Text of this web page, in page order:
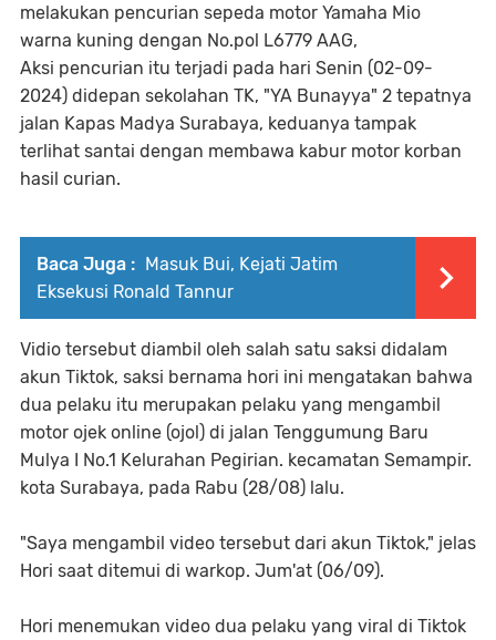
melakukan pencurian sepeda motor Yamaha Mio
warna kuning dengan No.pol L6779 AAG,
Aksi pencurian itu terjadi pada hari Senin (02-09-
2024) didepan sekolahan TK, "YA Bunayya" 2 tepatnya
jalan Kapas Madya Surabaya, keduanya tampak
terlihat santai dengan membawa kabur motor korban
hasil curian.
Baca Juga : Masuk Bui, Kejati Jatim
Eksekusi Ronald Tannur
Vidio tersebut diambil oleh salah satu saksi didalam
akun Tiktok, saksi bernama hori ini mengatakan bahwa
dua pelaku itu merupakan pelaku yang mengambil
motor ojek online (ojol) di jalan Tenggumung Baru
Mulya I No.1 Kelurahan Pegirian. kecamatan Semampir.
kota Surabaya, pada Rabu (28/08) lalu.
"Saya mengambil video tersebut dari akun Tiktok," jelas
Hori saat ditemui di warkop. Jum'at (06/09).
Hori menemukan video dua pelaku yang viral di Tiktok